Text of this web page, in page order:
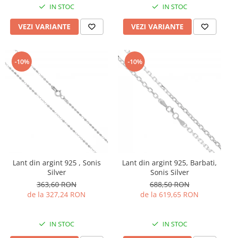
IN STOC
VEZI VARIANTE
IN STOC
VEZI VARIANTE
-10%
Lant din argint 925 , Sonis
Silver
363,60 RON
de la 327,24 RON
IN STOC
-10%
Lant din argint 925, Barbati,
Sonis Silver
688,50 RON
de la 619,65 RON
IN STOC